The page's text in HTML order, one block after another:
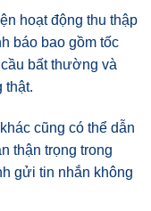
hoạt động thu thập
báo bao gồm tốc
bất thường và
thật.
cũng có thể dẫn
thận trọng trong
gửi tin nhắn không